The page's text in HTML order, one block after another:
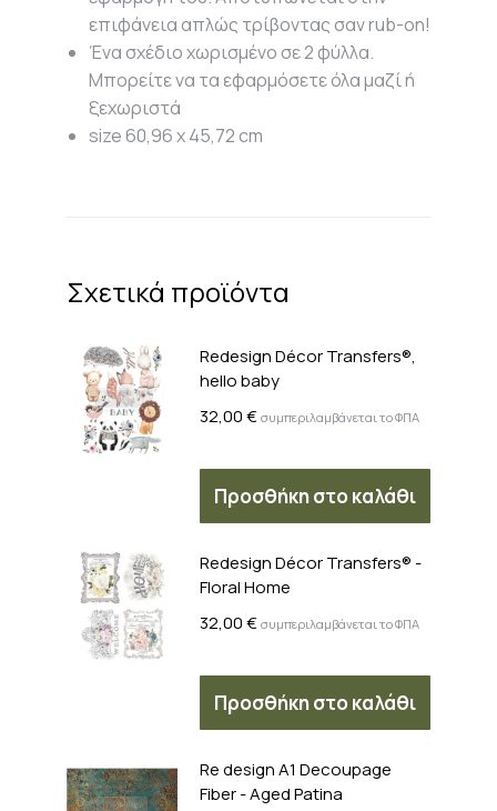
επιφάνεια απλώς τρίβοντας σαν rub-on!
Ένα σχέδιο χωρισμένο σε 2 φύλλα.
Μπορείτε να τα εφαρμόσετε όλα μαζί ή
ξεχωριστά
size 60,96 x 45,72 cm
Σχετικά προϊόντα
Redesign Décor Transfers®,
hello baby
32,00€ συμπεριλαμβάνεται το ΦΠΑ
Προσθήκη στο καλάθι
Redesign Décor Transfers® -
Floral Home
32,00€ συμπεριλαμβάνεται το ΦΠΑ
Προσθήκη στο καλάθι
Re design A1 Decoupage
Fiber - Aged Patina